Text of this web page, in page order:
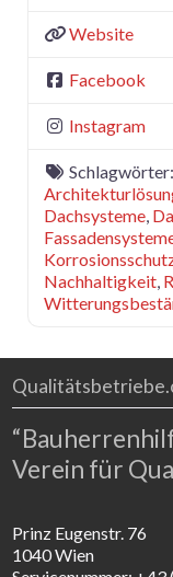
Website
Facebook
Instagram
Schlagwörter:
Dachsysteme,
Nachhaltigkeit,
Verein für
Prinz Eugenstr. 76
1040 Wien